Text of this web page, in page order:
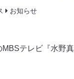
お知らせ
テレビ『水野